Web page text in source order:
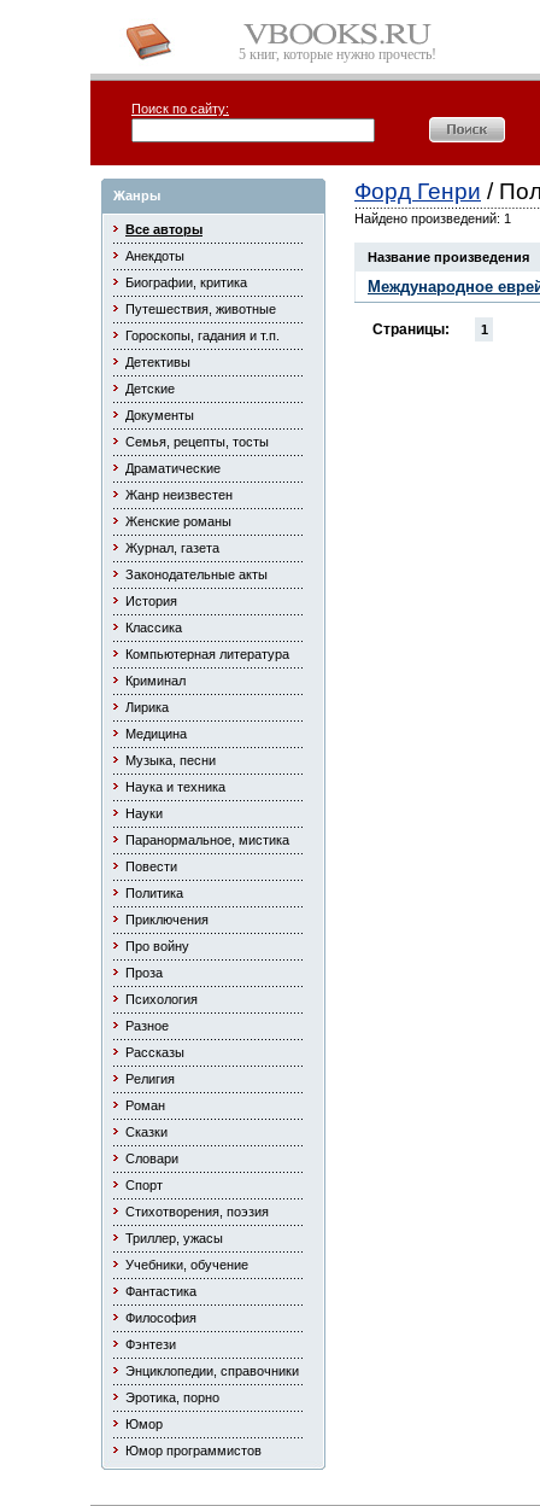
5 книг, которые нужно прочесть!
Поиск по сайту:
Жанры
Все авторы
Анекдоты
Биографии, критика
Путешествия, животные
Гороскопы, гадания и т.п.
Детективы
Детские
Документы
Семья, рецепты, тосты
Драматические
Жанр неизвестен
Женские романы
Журнал, газета
Законодательные акты
История
Классика
Компьютерная литература
Криминал
Лирика
Медицина
Музыка, песни
Наука и техника
Науки
Паранормальное, мистика
Повести
Политика
Приключения
Про войну
Проза
Психология
Разное
Рассказы
Религия
Роман
Сказки
Словари
Спорт
Стихотворения, поэзия
Триллер, ужасы
Учебники, обучение
Фантастика
Философия
Фэнтези
Энциклопедии, справочники
Эротика, порно
Юмор
Юмор программистов
Форд Генри /
Найдено произведений: 1
Название произведения
Международное
Страницы: 1